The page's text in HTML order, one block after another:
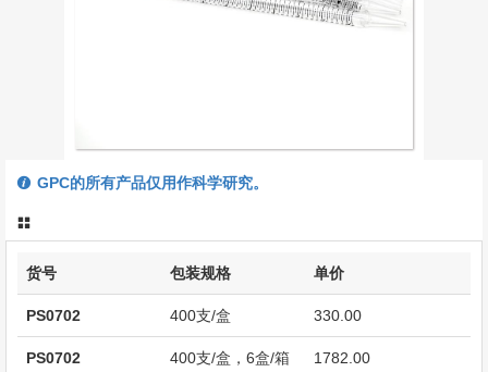
GPC的所有产品仅用作科学研究。
货号 包装规格 单价
PS0702 400支/盒 330.00
PS0702 400支/盒，6盒/箱 1782.00